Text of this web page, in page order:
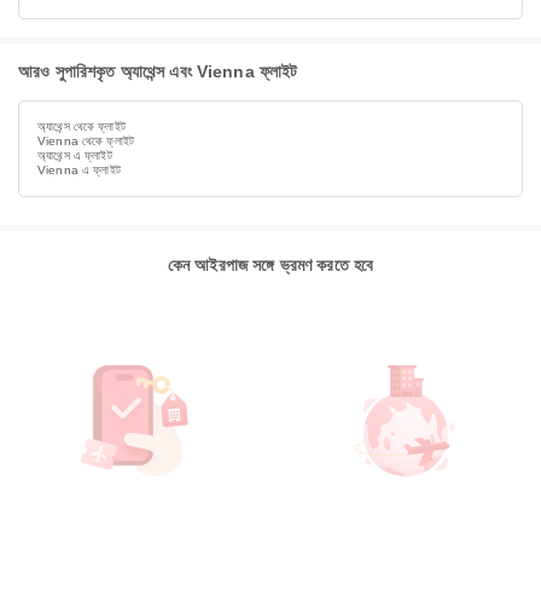
আরও সুপারিশকৃত অ্যাথেন্স এবং Vienna ফ্লাইট
অ্যাথেন্স থেকে ফ্লাইট
Vienna থেকে ফ্লাইট
অ্যাথেন্স এ ফ্লাইট
Vienna এ ফ্লাইট
কেন আইরপাজ সঙ্গে ভ্রমণ করতে হবে